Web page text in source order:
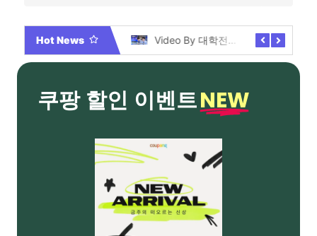
Hot News Video By 대학전쟁 시즌 3 전편 공개 완료!
쿠팡 할인 이벤트NEW